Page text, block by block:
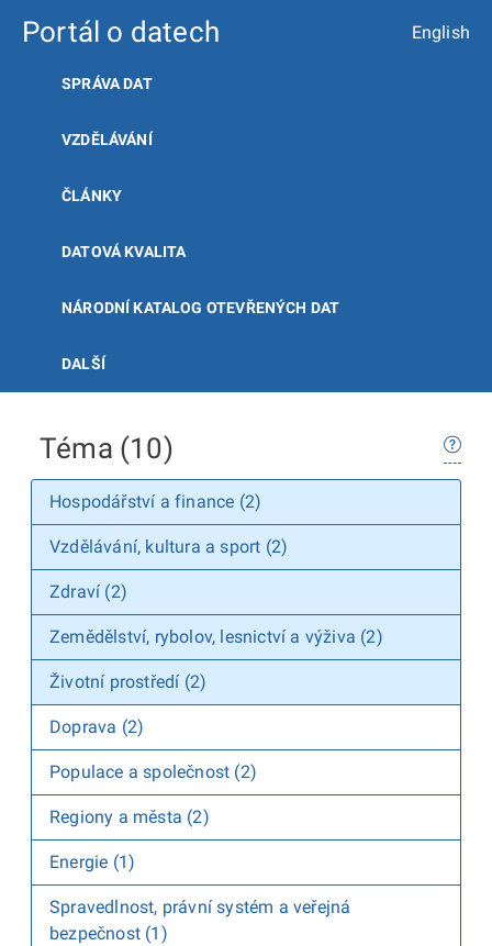
Portál o datech English
SPRÁVA DAT
VZDĚLÁVÁNÍ
ČLÁNKY
DATOVÁ KVALITA
NÁRODNÍ KATALOG OTEVŘENÝCH DAT
DALŠÍ
Téma (10)
Hospodářství a finance (2)
Vzdělávání, kultura a sport (2)
Zdraví (2)
Zemědělství, rybolov, lesnictví a výživa (2)
Životní prostředí (2)
Doprava (2)
Populace a společnost (2)
Regiony a města (2)
Energie (1)
Spravedlnost, právní systém a veřejná
bezpečnost (1)